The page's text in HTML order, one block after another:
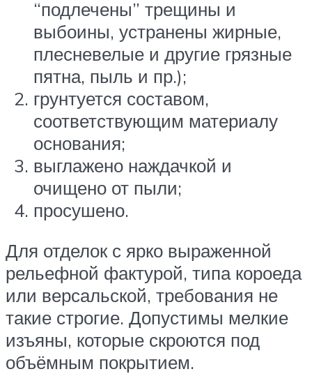
“подлечены” трещины и
выбоины, устранены жирные,
плесневелые и другие грязные
пятна, пыль и пр.);
грунтуется составом,
соответствующим материалу
основания;
выглажено наждачкой и
очищено от пыли;
просушено.
Для отделок с ярко выраженной
рельефной фактурой, типа короеда
или версальской, требования не
такие строгие. Допустимы мелкие
изъяны, которые скроются под
объёмным покрытием.